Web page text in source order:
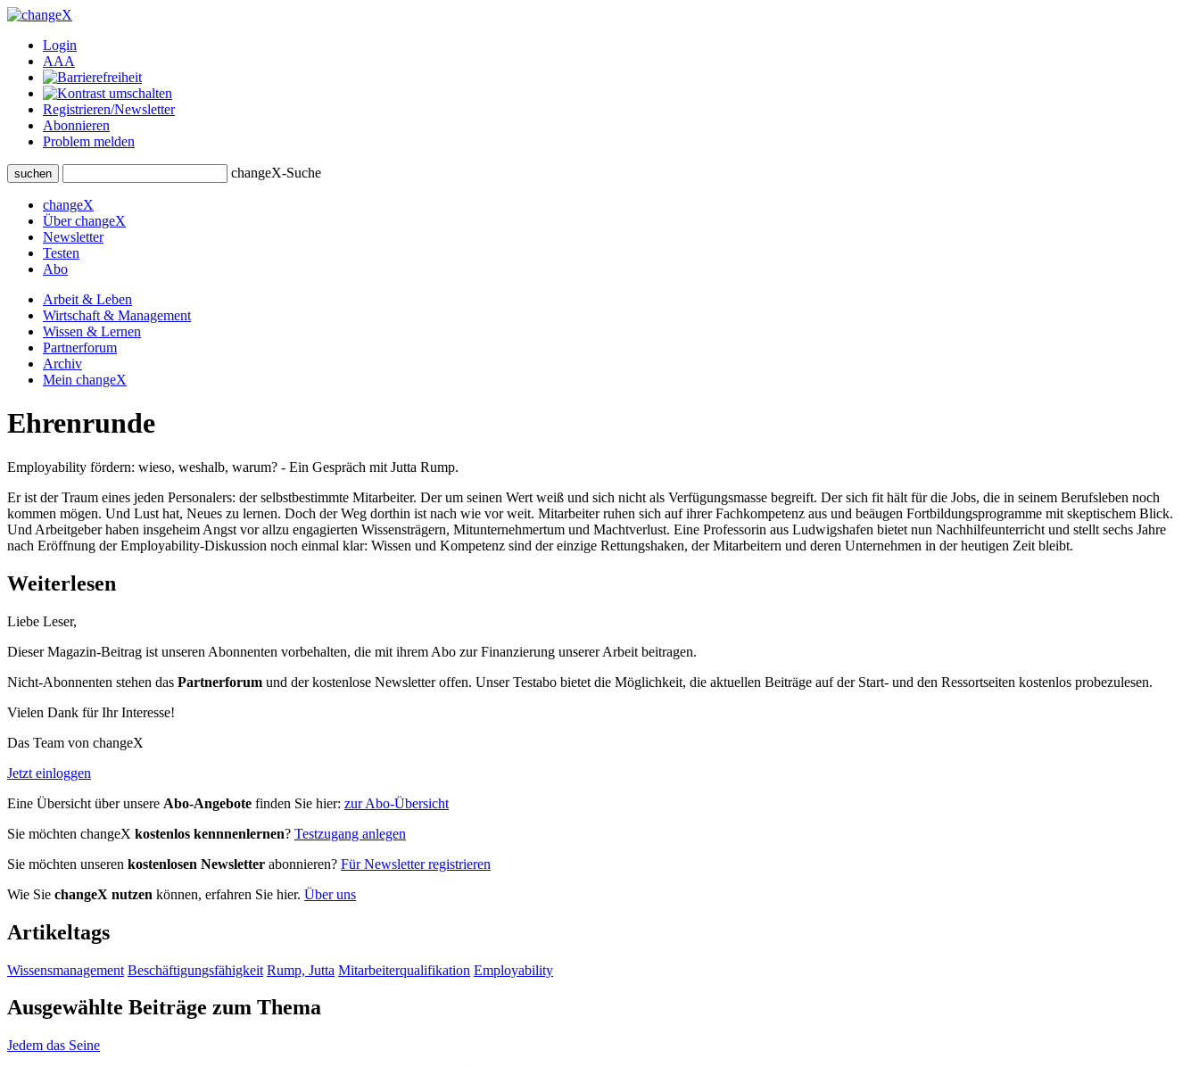
Login
AAA
Registrieren/Newsletter
Abonnieren
Problem melden
suchen changeX-Suche
changeX
Über changeX
Newsletter
Testen
Abo
Arbeit & Leben
Wirtschaft & Management
Wissen & Lernen
Partnerforum
Archiv
Mein changeX
Ehrenrunde
Employability fördern: wieso, weshalb, warum? - Ein Gespräch mit Jutta Rump.
Er ist der Traum eines jeden Personalers: der selbstbestimmte Mitarbeiter. Der um seinen Wert weiß und sich nicht als Verfügungsmasse begreift. Der sich fit hält für die Jobs, die in seinem Berufsleben noch
kommen mögen. Und Lust hat, Neues zu lernen. Doch der Weg dorthin ist nach wie vor weit. Mitarbeiter ruhen sich auf ihrer Fachkompetenz aus und beäugen Fortbildungsprogramme mit skeptischem Blick.
Und Arbeitgeber haben insgeheim Angst vor allzu engagierten Wissensträgern, Mitunternehmertum und Machtverlust. Eine Professorin aus Ludwigshafen bietet nun Nachhilfeunterricht und stellt sechs Jahre
nach Eröffnung der Employability-Diskussion noch einmal klar: Wissen und Kompetenz sind der einzige Rettungshaken, der Mitarbeitern und deren Unternehmen in der heutigen Zeit bleibt.
Weiterlesen
Liebe Leser,
Dieser Magazin-Beitrag ist unseren Abonnenten vorbehalten, die mit ihrem Abo zur Finanzierung unserer Arbeit beitragen.
Nicht-Abonnenten stehen das Partnerforum und der kostenlose Newsletter offen. Unser Testabo bietet die Möglichkeit, die aktuellen Beiträge auf der Start- und den Ressortseiten kostenlos probezulesen.
Vielen Dank für Ihr Interesse!
Das Team von changeX
Jetzt einloggen
Eine Übersicht über unsere Abo-Angebote finden Sie hier: zur Abo-Übersicht
Sie möchten changeX kostenlos kennnenlernen? Testzugang anlegen
Sie möchten unseren kostenlosen Newsletter abonnieren? Für Newsletter registrieren
Wie Sie changeX nutzen können, erfahren Sie hier. Über uns
Artikeltags
Wissensmanagement Beschäftigungsfähigkeit Rump, Jutta Mitarbeiterqualifikation Employability
Ausgewählte Beiträge zum Thema
Jedem das Seine